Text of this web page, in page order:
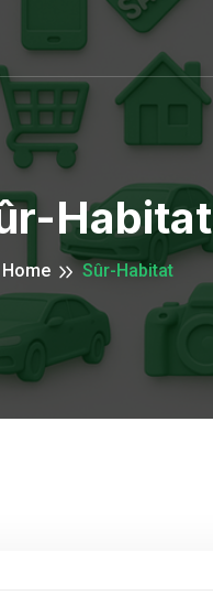
Habitat
Home Sûr-Habitat